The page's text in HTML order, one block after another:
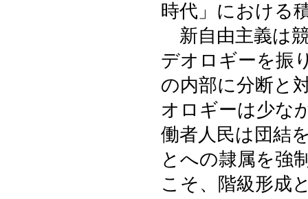
時代」における
新自由主義は
デオロギーを振
の内部に分断と
オロギーは少な
働者人民は団結
とへの隷属を強
こそ、階級形成